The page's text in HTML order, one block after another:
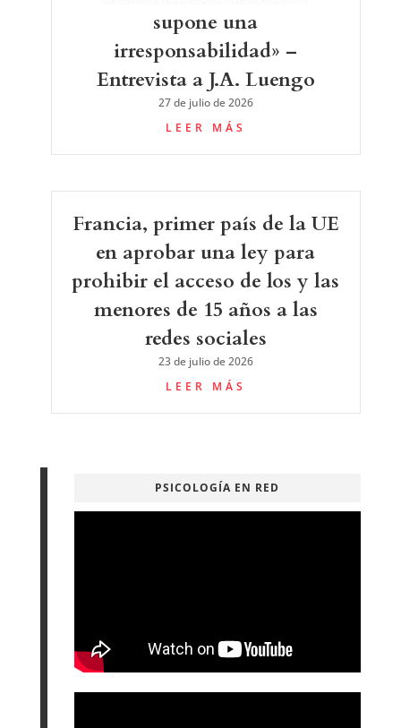
supone una
irresponsabilidad» –
Entrevista a J.A. Luengo
27 de julio de 2026
LEER MÁS
Francia, primer país de la UE
en aprobar una ley para
prohibir el acceso de los y las
menores de 15 años a las
redes sociales
23 de julio de 2026
LEER MÁS
PSICOLOGÍA EN RED